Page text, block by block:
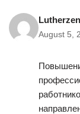
Lutherzen
August 5,